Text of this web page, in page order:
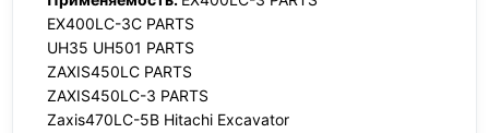
EX400LC-3C PARTS
UH35 UH501 PARTS
ZAXIS450LC PARTS
ZAXIS450LC-3 PARTS
Zaxis470LC-5B Hitachi Excavator